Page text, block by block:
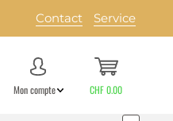
Contact Service
Mon compte CHF 0.00